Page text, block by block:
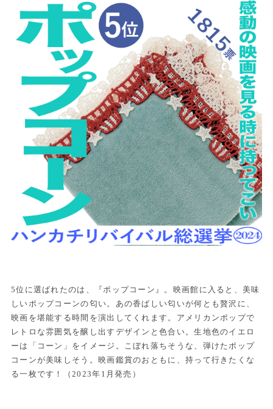
5位に選ばれたのは、『ポップコーン』。映画館に入ると、美味
しいポップコーンの匂い。あの香ばしい匂いが何とも贅沢に、
映画を堪能する時間を演出してくれます。アメリカンポップで
レトロな雰囲気を醸し出すデザインと色合い。生地色のイエロ
ーは「コーン」をイメージ。こぼれ落ちそうな、弾けたポップ
コーンが美味しそう。映画鑑賞のおともに、持って行きたくな
る一枚です！（2023年1月発売）